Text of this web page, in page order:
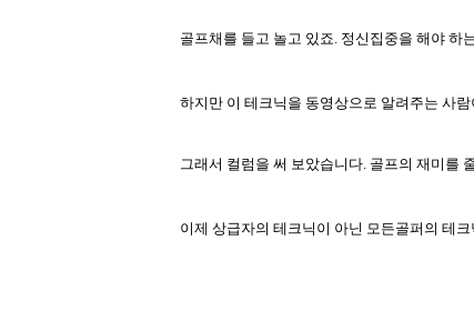
골프채를 들고 놀고 있죠. 정신집중을 해야 하
하지만 이 테크닉을 동영상으로 알려주는 사
그래서 컬럼을 써 보았습니다. 골프의 재미를
이제 상급자의 테크닉이 아닌 모든골퍼의 테